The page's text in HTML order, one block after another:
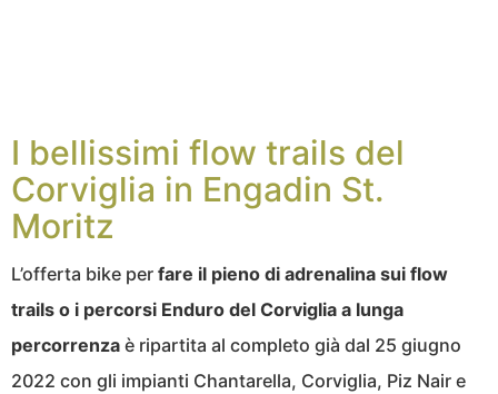
I bellissimi flow trails del
Corviglia in Engadin St.
Moritz
L’offerta bike per fare il pieno di adrenalina sui flow
trails o i percorsi Enduro del Corviglia a lunga
percorrenza è ripartita al completo già dal 25 giugno
2022 con gli impianti Chantarella, Corviglia, Piz Nair e